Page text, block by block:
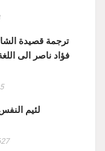
ترجمة قصيدة
فؤاد ناصر الى
لئيم